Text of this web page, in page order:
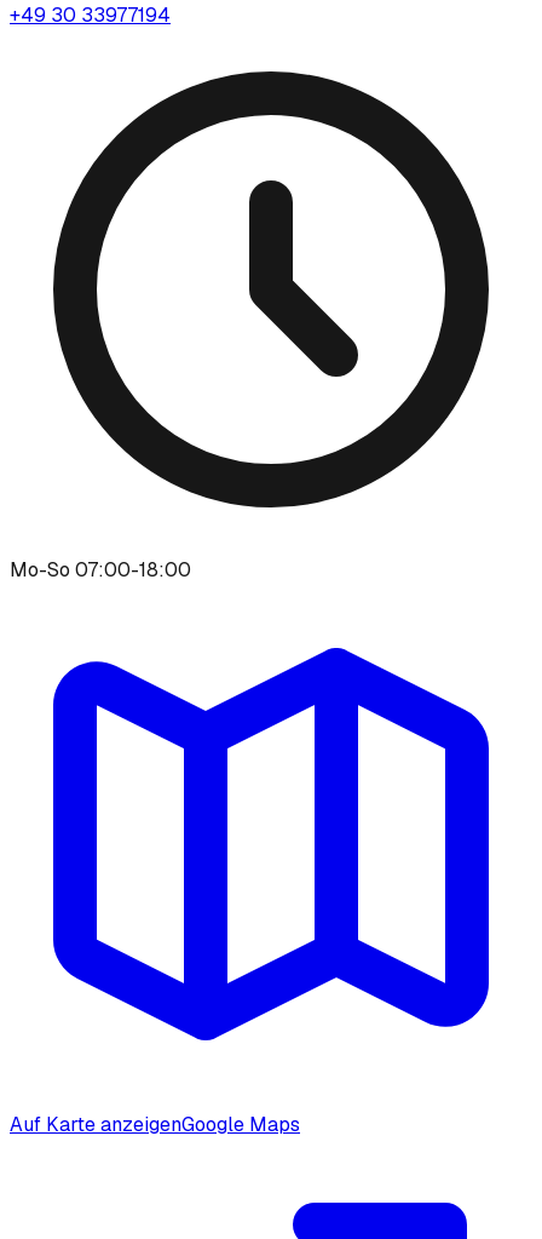
+49 30 33977194
Mo-So 07:00-18:00
Auf Karte anzeigenGoogle Maps